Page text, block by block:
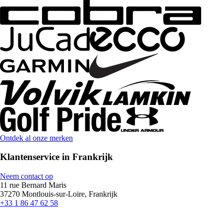
Ontdek al onze merken
Klantenservice in Frankrijk
Neem contact op
11 rue Bernard Maris
37270 Montlouis-sur-Loire, Frankrijk
+33 1 86 47 62 58